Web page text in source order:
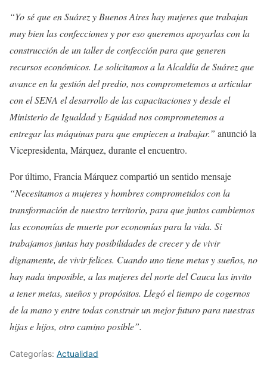
“Yo sé que en Suárez y Buenos Aires hay mujeres que trabajan
muy bien las confecciones y por eso queremos apoyarlas con la
construcción de un taller de confección para que generen
recursos económicos. Le solicitamos a la Alcaldía de Suárez que
avance en la gestión del predio, nos comprometemos a articular
con el SENA el desarrollo de las capacitaciones y desde el
Ministerio de Igualdad y Equidad nos comprometemos a
entregar las máquinas para que empiecen a trabajar.” anunció la
Vicepresidenta, Márquez, durante el encuentro.
Por último, Francia Márquez compartió un sentido mensaje
“Necesitamos a mujeres y hombres comprometidos con la
transformación de nuestro territorio, para que juntos cambiemos
las economías de muerte por economías para la vida. Si
trabajamos juntas hay posibilidades de crecer y de vivir
dignamente, de vivir felices. Cuando uno tiene metas y sueños, no
hay nada imposible, a las mujeres del norte del Cauca las invito
a tener metas, sueños y propósitos. Llegó el tiempo de cogernos
de la mano y entre todas construir un mejor futuro para nuestras
hijas e hijos, otro camino posible”.
Categorías: Actualidad